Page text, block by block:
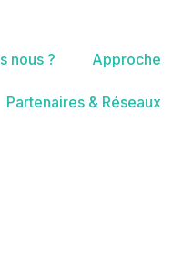
nous ? Approche
Partenaires & Réseaux